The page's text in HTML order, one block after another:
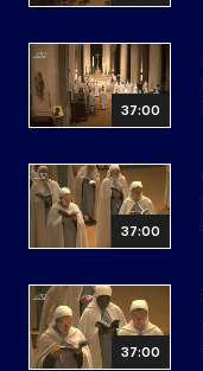
37:00
37:00
37:00